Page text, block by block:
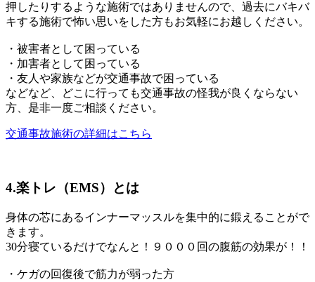
押したりするような施術ではありませんので、過去にバキバ
キする施術で怖い思いをした方もお気軽にお越しください。
・被害者として困っている
・加害者として困っている
・友人や家族などが交通事故で困っている
などなど、どこに行っても交通事故の怪我が良くならない
方、是非一度ご相談ください。
交通事故施術の詳細はこちら
4.楽トレ（EMS）とは
身体の芯にあるインナーマッスルを集中的に鍛えることがで
きます。
30分寝ているだけでなんと！
９０００回の腹筋の効果が！！
・ケガの回復後で筋力が弱った方